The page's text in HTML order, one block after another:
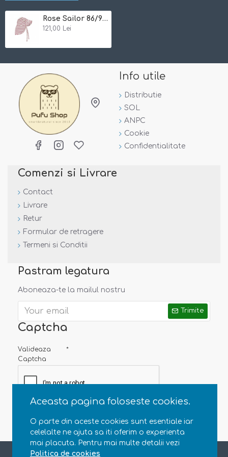
Aceasta pagina foloseste cookies.
O parte din aceste cookies sunt esentiale iar
celelalte ne ajuta sa iti oferim o experienta
mai placuta. Pentru mai multe detalii vezi
Politica de cookies
Note:
produsului.
Rose Sailor 86/92 - Palarie subtire summertime din bambus - Minymo
121,00 Lei
Info utile
Distributie
SOL
ANPC
Cookie
Confidentialitate
Comenzi si Livrare
Contact
Livrare
Retur
Formular de retragere
Termeni si Conditii
Pastram legatura
Aboneaza-te la mailul nostru
Trimite
Captcha
Valideaza
Captcha
Copyright © 2013 - 2020 Natural Parenting SRL. CUI RO35363696, J23/4607/2015. Toate drepturile rezervate